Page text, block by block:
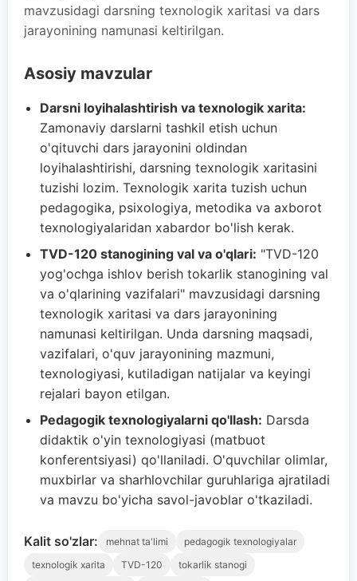
mavzusidagi darsning texnologik xaritasi va dars
jarayonining namunasi keltirilgan.
Asosiy mavzular
Darsni loyihalashtirish va texnologik xarita:
Zamonaviy darslarni tashkil etish uchun
o'qituvchi dars jarayonini oldindan
loyihalashtirishi, darsning texnologik xaritasini
tuzishi lozim. Texnologik xarita tuzish uchun
pedagogika, psixologiya, metodika va axborot
texnologiyalaridan xabardor bo'lish kerak.
TVD-120 stanogining val va o'qlari: "TVD-120
yog'ochga ishlov berish tokarlik stanogining val
va o'qlarining vazifalari" mavzusidagi darsning
texnologik xaritasi va dars jarayonining
namunasi keltirilgan. Unda darsning maqsadi,
vazifalari, o'quv jarayonining mazmuni,
texnologiyasi, kutiladigan natijalar va keyingi
rejalari bayon etilgan.
Pedagogik texnologiyalarni qo'llash: Darsda
didaktik o'yin texnologiyasi (matbuot
konferentsiyasi) qo'llaniladi. O'quvchilar olimlar,
muxbirlar va sharhlovchilar guruhlariga ajratiladi
va mavzu bo'yicha savol-javoblar o'tkaziladi.
Kalit so'zlar: mehnat ta'limi
pedagogik texnologiyalar
texnologik xarita
TVD-120
tokarlik stanogi